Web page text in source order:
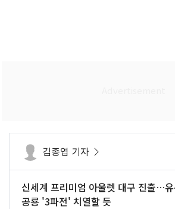
김종엽 기자
신세계 프리미엄 아울렛 대구 진출…
공룡 '3파전' 치열할 듯